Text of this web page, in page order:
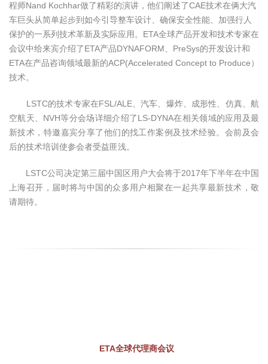
程师Nand Kochhar做了精彩的演讲，他们阐述了CAE技术在俩大汽
车巨头从简单起步到如今引导整车设计、确保安全性能、加强行人
保护的一系列技术革新及实际应用。ETA全球产品开发和技术专家在
会议中给来宾介绍了ETA产品DYNAFORM、PreSys的开发设计和
ETA在产品咨询领域最新的ACP(Accelerated Concept to Produce）
技术。
LSTC的技术专家在FSL/ALE、汽车、爆炸、成形性、仿真、航
空航天、NVH等分会场详细介绍了LS-DYNA在相关领域的应用及最
新技术，特邀嘉宾分享了他们的找工作案例及技术经验。会前及会
后的技术培训使参会者受益匪浅。
LSTC公司决定第三届中国区用户大会将于2017年下半年在中国
上海召开，届时将与中国的众多用户相聚在一起共享最新技术，敬
请期待。
ETA全球代理商会议